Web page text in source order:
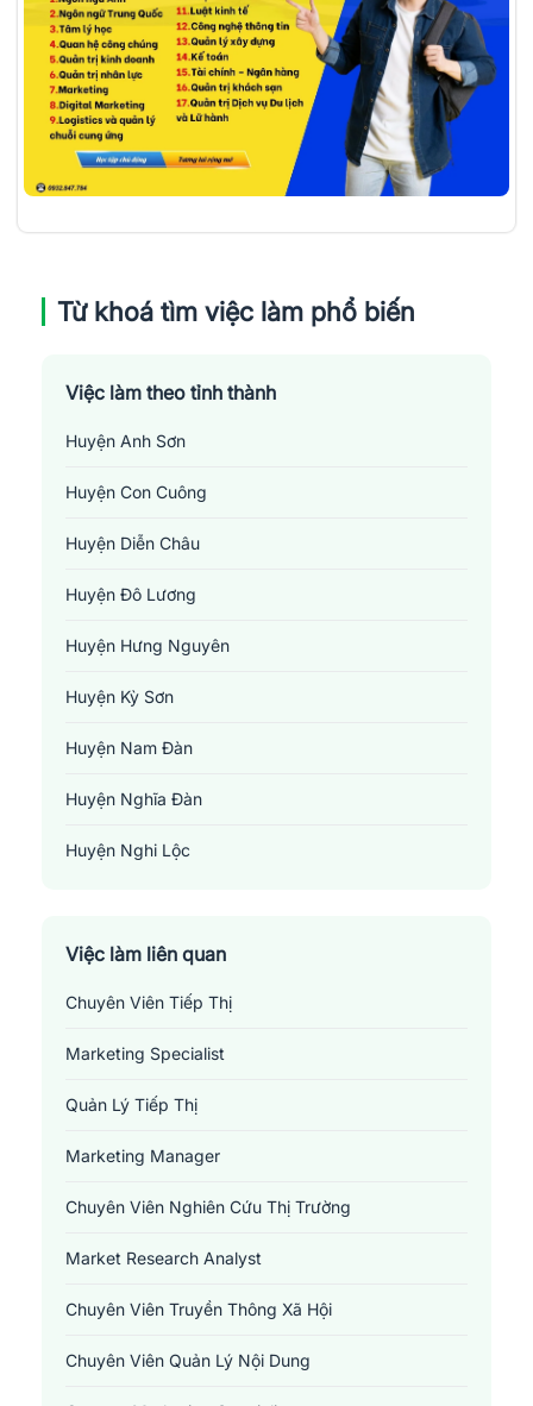
Từ khoá tìm việc làm phổ biến
Việc làm theo tỉnh thành
Huyện Anh Sơn
Huyện Con Cuông
Huyện Diễn Châu
Huyện Đô Lương
Huyện Hưng Nguyên
Huyện Kỳ Sơn
Huyện Nam Đàn
Huyện Nghĩa Đàn
Huyện Nghi Lộc
Huyện Quỳ Châu
Huyện Quỳ Hợp
Huyện Quỳnh Lưu
Huyện Tân Kỳ
Huyện Thanh Chương
Huyện Tương Dương
Huyện Yên Thành
Thành Phố Vinh
Thị Xã Cửa Lò
Việc làm liên quan
Chuyên Viên Tiếp Thị
Marketing Specialist
Quản Lý Tiếp Thị
Marketing Manager
Chuyên Viên Nghiên Cứu Thị Trường
Market Research Analyst
Chuyên Viên Truyền Thông Xã Hội
Chuyên Viên Quản Lý Nội Dung